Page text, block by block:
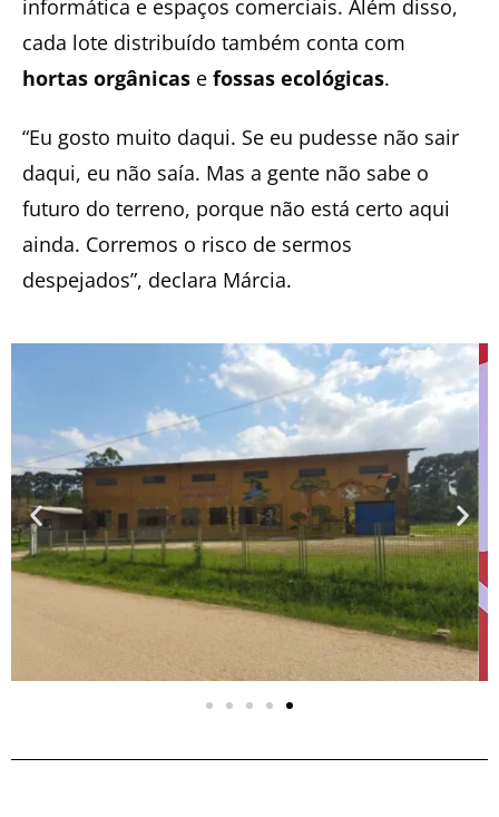
informática e espaços comerciais. Além disso,
cada lote distribuído também conta com
hortas orgânicas e fossas ecológicas.
“Eu gosto muito daqui. Se eu pudesse não sair
daqui, eu não saía. Mas a gente não sabe o
futuro do terreno, porque não está certo aqui
ainda. Corremos o risco de sermos
despejados”, declara Márcia.